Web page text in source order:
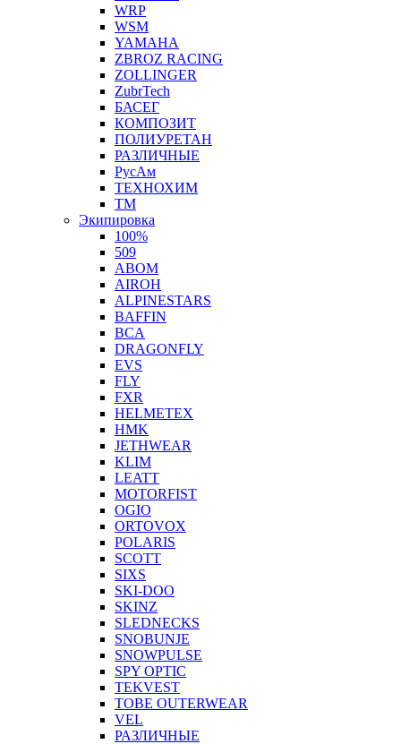
WRP
WSM
YAMAHA
ZBROZ RACING
ZOLLINGER
ZubrTech
БАСЕГ
КОМПОЗИТ
ПОЛИУРЕТАН
РАЗЛИЧНЫЕ
РусАм
ТЕХНОХИМ
ТМ
Экипировка
100%
509
ABOM
AIROH
ALPINESTARS
BAFFIN
BCA
DRAGONFLY
EVS
FLY
FXR
HELMETEX
HMK
JETHWEAR
KLIM
LEATT
MOTORFIST
OGIO
ORTOVOX
POLARIS
SCOTT
SIXS
SKI-DOO
SKINZ
SLEDNECKS
SNOBUNJE
SNOWPULSE
SPY OPTIC
TEKVEST
TOBE OUTERWEAR
VEL
РАЗЛИЧНЫЕ